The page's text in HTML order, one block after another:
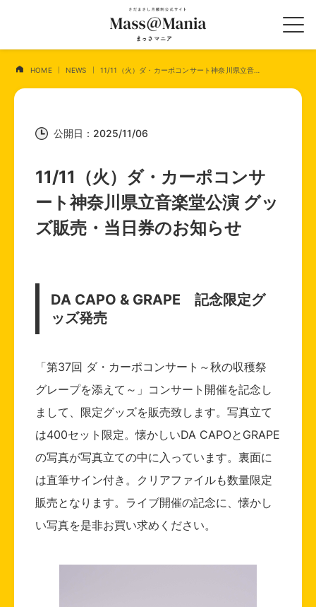
HOME NEWS
公開日：2025/11/06
11/11（火）ダ・カーポコンサ
ート神奈川県立音楽堂公演 グッ
ズ販売・当日券のお知らせ
DA CAPO & GRAPE 記念限定グ
ッズ発売
「第37回 ダ・カーポコンサート～秋の収穫祭
グレープを添えて～」コンサート開催を記念し
まして、限定グッズを販売致します。写真立て
は400セット限定。懐かしいDA CAPOとGRAPE
の写真が写真立ての中に入っています。裏面に
は直筆サイン付き。クリアファイルも数量限定
販売となります。ライブ開催の記念に、懐かし
い写真を是非お買い求めください。